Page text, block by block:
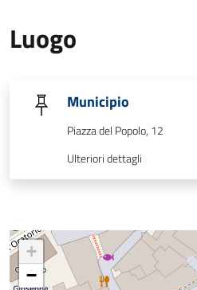
Luogo
Municipio
Piazza del Popolo, 12
Ulteriori dettagli
+
−